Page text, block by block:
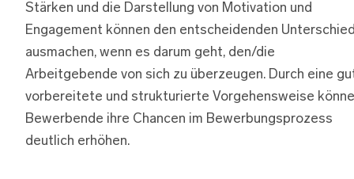
Stärken und die Darstellung von Motivation und
Engagement können den entscheidenden
ausmachen, wenn es darum geht, den/die
Arbeitgebende von sich zu überzeugen. Durch eine
vorbereitete und strukturierte Vorgehensweise
Bewerbende ihre Chancen im Bewerbungsprozess
deutlich erhöhen.